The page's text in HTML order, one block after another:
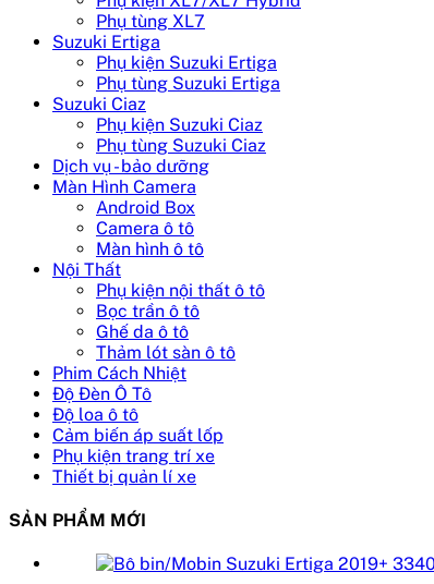
Phụ tùng XL7
Suzuki Ertiga
Phụ kiện Suzuki Ertiga
Phụ tùng Suzuki Ertiga
Suzuki Ciaz
Phụ kiện Suzuki Ciaz
Phụ tùng Suzuki Ciaz
Dịch vụ - bảo dưỡng
Màn Hình Camera
Android Box
Camera ô tô
Màn hình ô tô
Nội Thất
Phụ kiện nội thất ô tô
Bọc trần ô tô
Ghế da ô tô
Thảm lót sàn ô tô
Phim Cách Nhiệt
Độ Đèn Ô Tô
Độ loa ô tô
Cảm biến áp suất lốp
Phụ kiện trang trí xe
Thiết bị quản lí xe
SẢN PHẨM MỚI